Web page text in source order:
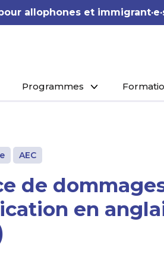
RAC en Techniques de
Programmes
AEC
de
en